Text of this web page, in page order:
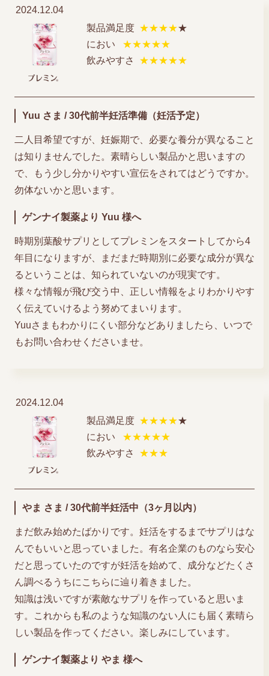
2024.12.04
製品満足度 ★★★★★
におい
★★★★★
飲みやすさ
★★★★★
Yuu さま / 30代前半妊活準備（妊活予定）
二人目希望ですが、妊娠期で、必要な養分が異なること
は知りませんでした。素晴らしい製品かと思いますの
で、もう少し分かりやすい宣伝をされてはどうですか。
勿体ないかと思います。
ゲンナイ製薬より Yuu 様へ
時期別葉酸サプリとしてプレミンをスタートしてから4
年目になりますが、まだまだ時期別に必要な成分が異な
るということは、知られていないのが現実です。
様々な情報が飛び交う中、正しい情報をよりわかりやす
く伝えていけるよう努めてまいります。
Yuuさまもわかりにくい部分などありましたら、いつで
もお問い合わせくださいませ。
2024.12.04
製品満足度 ★★★★★
におい
★★★★★
飲みやすさ
★★★
やま さま / 30代前半妊活中（3ヶ月以内）
まだ飲み始めたばかりです。妊活をするまでサプリはな
んでもいいと思っていました。有名企業のものなら安心
だと思っていたのですが妊活を始めて、成分などたくさ
ん調べるうちにこちらに辿り着きました。
知識は浅いですが素敵なサプリを作っていると思いま
す。これからも私のような知識のない人にも届く素晴ら
しい製品を作ってください。楽しみにしています。
ゲンナイ製薬より やま 様へ